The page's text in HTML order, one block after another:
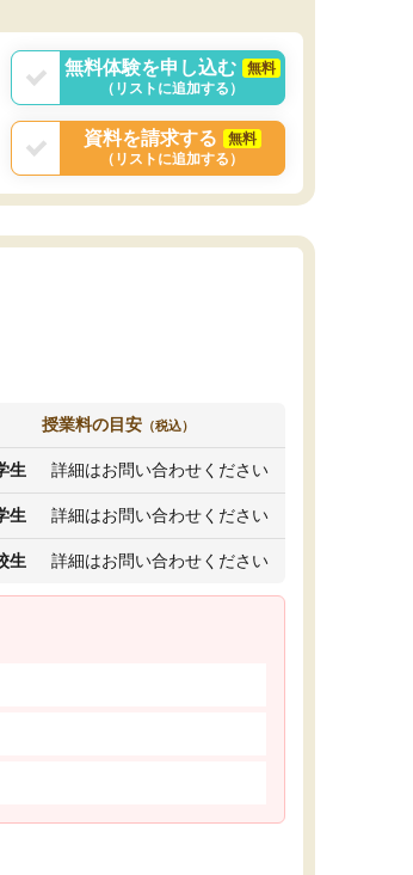
無料体験を申し込む
無料
（リストに追加する）
資料を請求する
無料
（リストに追加する）
授業料の目安 （税込）
生 詳細はお問い合わせください
生 詳細はお問い合わせください
生 詳細はお問い合わせください